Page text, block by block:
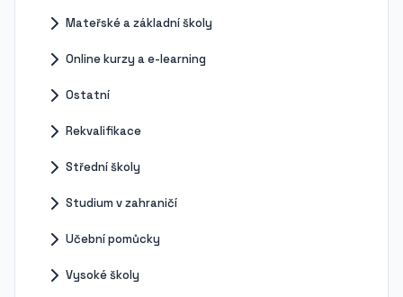
Mateřské a základní školy
Online kurzy a e-learning
Ostatní
Rekvalifikace
Střední školy
Studium v zahraničí
Učební pomůcky
Vysoké školy